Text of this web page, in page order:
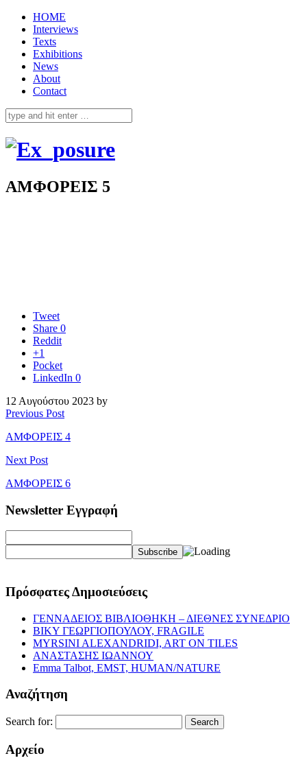
HOME
Interviews
Texts
Exhibitions
News
About
Contact
ΑΜΦΟΡΕΙΣ 5
Tweet
Share 0
Reddit
+1
Pocket
LinkedIn 0
12 Αυγούστου 2023 by
Previous Post
ΑΜΦΟΡΕΙΣ 4
Next Post
ΑΜΦΟΡΕΙΣ 6
Newsletter Εγγραφή
Πρόσφατες Δημοσιεύσεις
ΓΕΝΝΑΔΕΙΟΣ ΒΙΒΛΙΟΘΗΚΗ – ΔΙΕΘΝΕΣ ΣΥΝΕΔΡΙΟ
ΒΙΚΥ ΓΕΩΡΓΙΟΠΟΥΛΟΥ, FRAGILE
MYRSINI ALEXANDRIDI, ART ON TILES
ΑΝΑΣΤΑΣΗΣ ΙΩΑΝΝΟΥ
Emma Talbot, EMST, HUMAN/NATURE
Αναζήτηση
Search for:
Αρχείο